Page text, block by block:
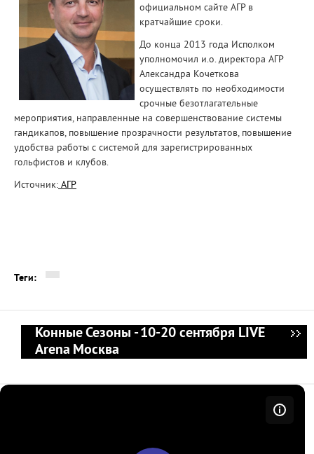
официальном сайте АГР в
кратчайшие сроки.
До конца 2013 года Исполком
уполномочил и.о. директора АГР
Александра Кочеткова
осуществлять по необходимости
срочные безотлагательные
мероприятия, направленные на совершенствование системы
гандикапов, повышение прозрачности результатов, повышение
удобства работы с системой для зарегистрированных
гольфистов и клубов.
Источник: АГР
Теги:
Конные Сезоны - 10-20 сентября LIVE
Arena Москва